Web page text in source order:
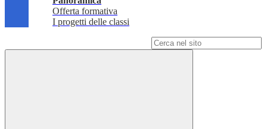
Offerta formativa
I progetti delle classi